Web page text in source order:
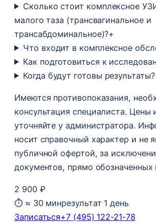
Сколько стоит комплексное
малого таза (трансвагинальное и
трансабдоминальное)?+
Что входит в комплексное
Как подготовиться к
Когда будут готовы результаты?
Имеются противопоказания,
консультация специалиста. Цены
уточняйте у администратора.
носит справочный характер и не
публичной офертой, за
документов, прямо обозначенных
2 900 ₽
⏱ ≈ 30 минрезультат 1 день
Записаться+7 (495) 122-21-78